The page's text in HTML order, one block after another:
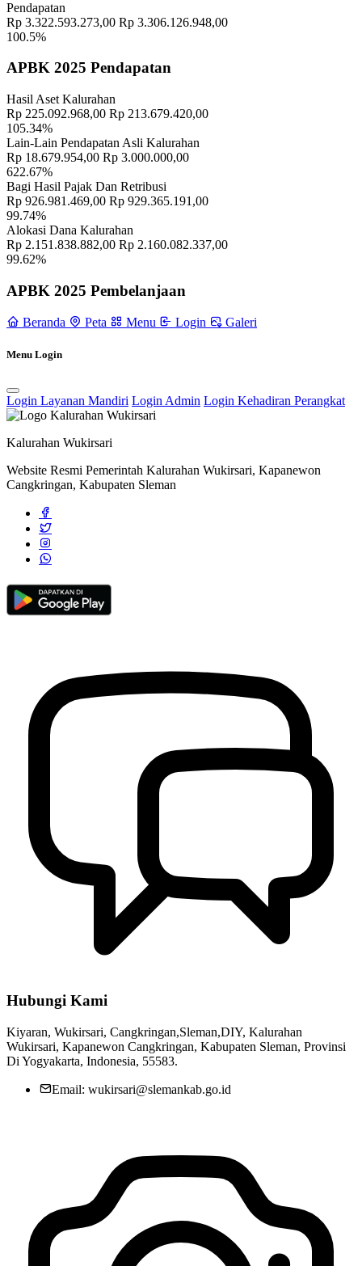
Memahami Peran dan Makna Rois dalam Pembinaan Rois di
Kalurahan Wukirsari 02 April 2024
Semangat Gotong Royong Warga Wukirsari Masih Sangat Terjaga
Sampai Saat Ini 21 November 2022
Profil Lurah 17 November 2021
PERATURAN LURAH WUKIRSARI NOMOR 03 TAHUN
2022 11 Januari 2024
Pemerintah Kalurahan Wukirsari Adakan Pembinaan untuk
Kelompok Tani di Moro Lejar Balangan
Undang Undang
"Semarak Pasar Seni Budaya 'Sor Pring': Merayakan Tradisi dan
Alam di Hutan Bambu Bulaksalak"
Lurah Wukirsari Hadiri Serangkaian Acara Tutup Tahun Pendidikan
Anak dan Sekolah Dasar 18 Juni 2025
Rapat Koordinasi Pemkal Wukirsari Dengan Dukuh Se-Kalurahan
Pendapatan
Rp 3.322.593.273,00 Rp 3.306.126.948,00
100.5%
APBK 2025 Pendapatan
Hasil Aset Kalurahan
Rp 225.092.968,00 Rp 213.679.420,00
105.34%
Lain-Lain Pendapatan Asli Kalurahan
Rp 18.679.954,00 Rp 3.000.000,00
622.67%
Bagi Hasil Pajak Dan Retribusi
Rp 926.981.469,00 Rp 929.365.191,00
99.74%
Alokasi Dana Kalurahan
Rp 2.151.838.882,00 Rp 2.160.082.337,00
99.62%
APBK 2025 Pembelanjaan
Beranda Peta Menu Login Galeri
Menu Login
Login Layanan Mandiri Login Admin Login Kehadiran Perangkat
Kalurahan Wukirsari
Website Resmi Pemerintah Kalurahan Wukirsari, Kapanewon
Cangkringan, Kabupaten Sleman
Hubungi Kami
Kiyaran, Wukirsari, Cangkringan,Sleman,DIY, Kalurahan
Wukirsari, Kapanewon Cangkringan, Kabupaten Sleman, Provinsi
Di Yogyakarta, Indonesia, 55583.
Email: wukirsari@slemankab.go.id